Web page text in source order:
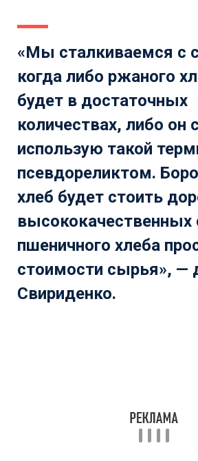
«Мы сталкиваемся с
когда либо ржаного
будет в достаточных
количествах, либо он
использую такой
псевдореликтом.
хлеб будет стоить
высококачественных
пшеничного хлеба
стоимости сырья», —
Свириденко.